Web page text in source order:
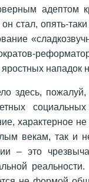
адептом
стал, опять-
яростных
здесь,
характерное
векам, так и
– это